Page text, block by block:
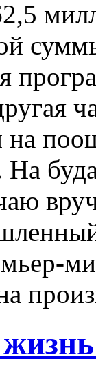
на
На